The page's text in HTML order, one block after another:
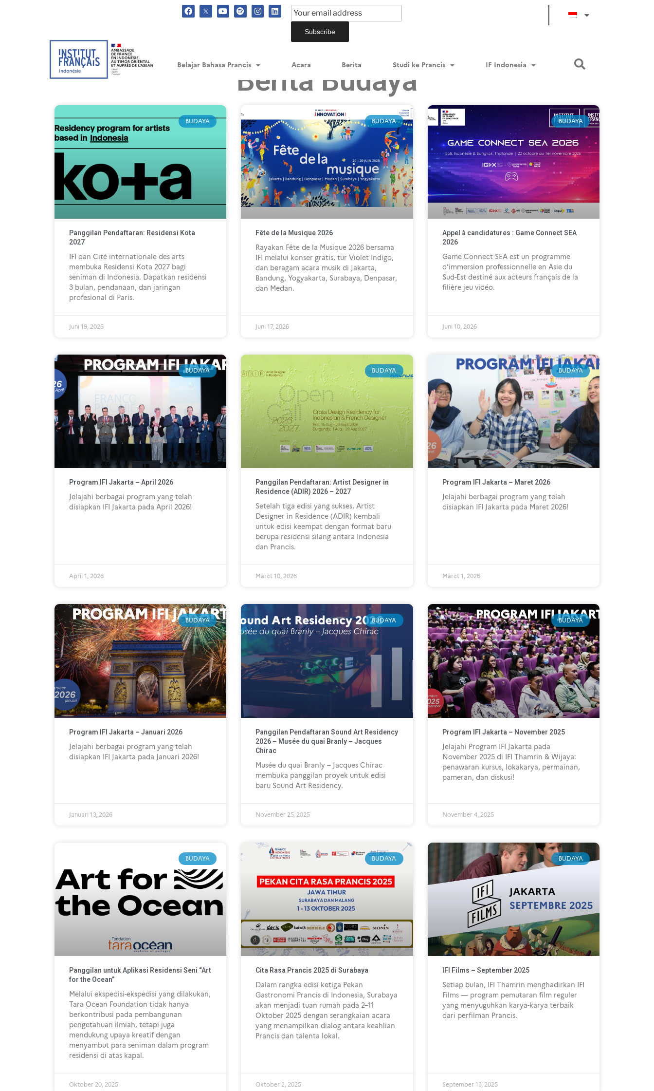
Belajar Bahasa Prancis Acara Berita Studi ke Prancis IF Indonesia
Berita Budaya
BUDAYA
Panggilan Pendaftaran: Residensi Kota
2027
IFI dan Cité internationale des arts
membuka Residensi Kota 2027 bagi
seniman di Indonesia. Dapatkan residensi
3 bulan, pendanaan, dan jaringan
profesional di Paris.
Juni 19, 2026
BUDAYA
Fête de la Musique 2026
Rayakan Fête de la Musique 2026 bersama
IFI melalui konser gratis, tur Violet Indigo,
dan beragam acara musik di Jakarta,
Bandung, Yogyakarta, Surabaya, Denpasar,
dan Medan.
Juni 17, 2026
BUDAYA
Appel à candidatures : Game Connect SEA
2026
Game Connect SEA est un programme
d’immersion professionnelle en Asie du
Sud-Est destiné aux acteurs français de la
filière jeu vidéo.
Juni 10, 2026
BUDAYA
Program IFI Jakarta – April 2026
Jelajahi berbagai program yang telah
disiapkan IFI Jakarta pada April 2026!
April 1, 2026
BUDAYA
Panggilan Pendaftaran: Artist Designer in
Residence (ADIR) 2026 – 2027
Setelah tiga edisi yang sukses, Artist
Designer in Residence (ADIR) kembali
untuk edisi keempat dengan format baru
berupa residensi silang antara Indonesia
dan Prancis.
Maret 10, 2026
BUDAYA
Program IFI Jakarta – Maret 2026
Jelajahi berbagai program yang telah
disiapkan IFI Jakarta pada Maret 2026!
Maret 1, 2026
BUDAYA
Program IFI Jakarta – Januari 2026
Jelajahi berbagai program yang telah
disiapkan IFI Jakarta pada Januari 2026!
Januari 13, 2026
BUDAYA
Panggilan Pendaftaran Sound Art Residency
2026 – Musée du quai Branly – Jacques
Chirac
Musée du quai Branly – Jacques Chirac
membuka panggilan proyek untuk edisi
baru Sound Art Residency.
November 25, 2025
BUDAYA
Program IFI Jakarta – November 2025
Jelajahi Program IFI Jakarta pada
November 2025 di IFI Thamrin & Wijaya:
penawaran kursus, lokakarya, permainan,
pameran, dan diskusi!
November 4, 2025
BUDAYA
Panggilan untuk Aplikasi Residensi Seni “Art
for the Ocean”
Melalui ekspedisi-ekspedisi yang dilakukan,
Tara Ocean Foundation tidak hanya
berkontribusi pada pembangunan
pengetahuan ilmiah, tetapi juga
mendukung upaya kreatif dengan
menyambut para seniman dalam program
residensi di atas kapal.
Oktober 20, 2025
BUDAYA
Cita Rasa Prancis 2025 di Surabaya
Dalam rangka edisi ketiga Pekan
Gastronomi Prancis di Indonesia, Surabaya
akan menjadi tuan rumah pada 2–11
Oktober 2025 dengan serangkaian acara
yang menampilkan dialog antara keahlian
Prancis dan talenta lokal.
Oktober 2, 2025
BUDAYA
IFI Films – September 2025
Setiap bulan, IFI Thamrin menghadirkan IFI
Films — program pemutaran film reguler
yang menyuguhkan karya-karya terbaik
dari perfilman Prancis.
September 13, 2025